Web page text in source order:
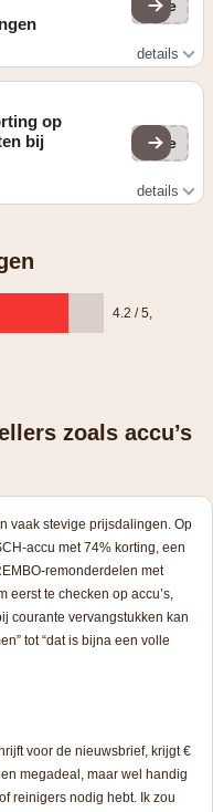
(ge
details
op
bij
(ge
details
4.2 / 5
zoals accu’s
vaak stevige prijsdalingen. Op
accu met 74% korting, een
remonderdelen met
eerst te checken op accu’s,
courante vervangstukken kan
tot “dat is bijna een volle
voor de nieuwsbrief, krijgt €
megadeal, maar wel handig
reinigers nodig hebt. Ik zou